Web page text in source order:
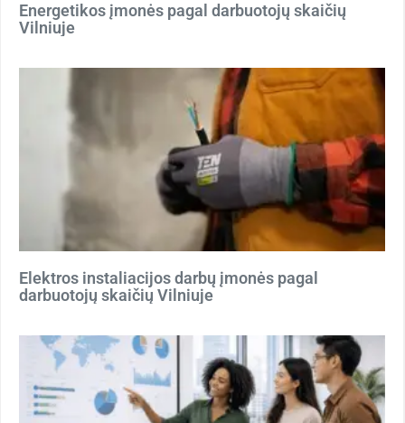
Energetikos įmonės pagal darbuotojų skaičių
Vilniuje
Elektros instaliacijos darbų įmonės pagal
darbuotojų skaičių Vilniuje